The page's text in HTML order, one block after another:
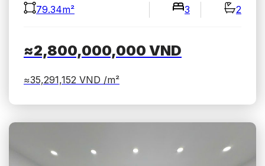
79.34m² 3 2
≈2,800,000,000 VND
≈35,291,152 VND /m²